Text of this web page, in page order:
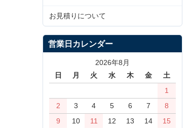
お見積りについて
営業日カレンダー
2026年8月
日
月 火 水 木 金
土
1
2
3 4 5 6 7
8
9
10 11 12 13 14
15